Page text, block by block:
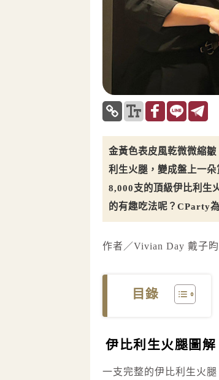
金黃色表皮風乾微微縮
利生火腿，變成盤上一
8,000支的頂級伊比利生
的有趣吃法呢？CParty
作者／Vivian Day 戴子
目錄
伊比利生火腿圖
一支完整的伊比利生火